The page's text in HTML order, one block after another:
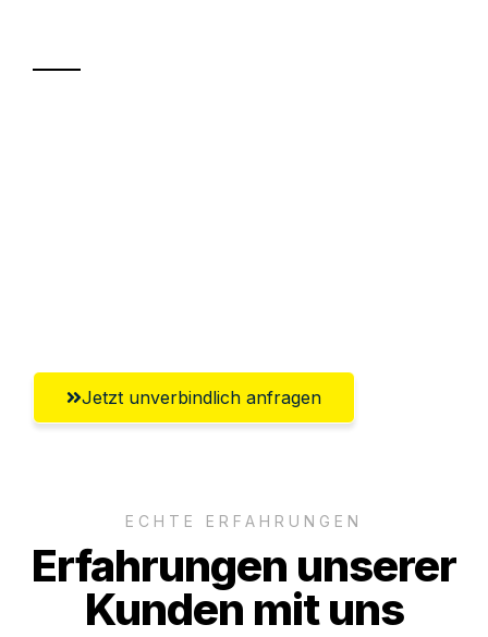
Jetzt unverbindlich anfragen
ECHTE ERFAHRUNGEN
Erfahrungen unserer
Kunden mit uns